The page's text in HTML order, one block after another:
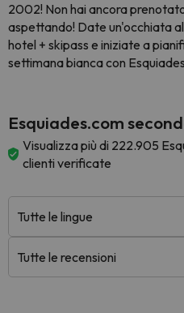
2002! Non hai ancora
aspettando! Date un'occhiata
hotel + skipass e iniziate a
settimana bianca con
Esquiades.com
Visualizza più di 222.905
clienti verificate